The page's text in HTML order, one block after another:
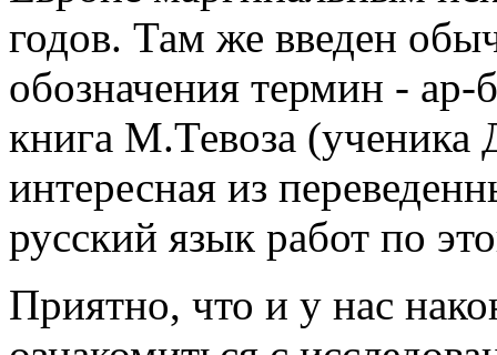
годов. Там же введен
обозначения термин -
книга М.Тевоза
интересная из
русский язык работ по
Приятно, что и у нас